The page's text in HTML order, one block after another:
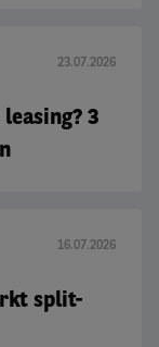
23.07.2026
3
16.07.2026
split-